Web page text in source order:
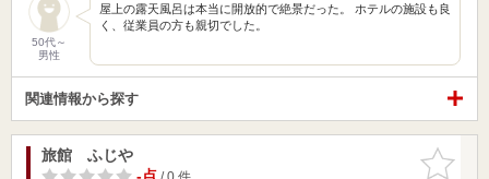
50代～
男性
屋上の露天風呂は本当に開放的で絶景だった。 ホテルの施設も良
く、従業員の方も親切でした。
関連情報から探す
お気に入
りに追加
旅館 ふじや